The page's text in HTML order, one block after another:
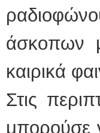
άσκοπων
καιρικά
Στις
μπορούσε